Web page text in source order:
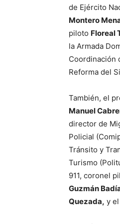
de Ejército
Montero
piloto Floreal
la Armada
Coordinación
Reforma del
También, el
Manuel
director de
Policial
Tránsito y
Turismo
911, coronel
Guzmán
Quezada, y